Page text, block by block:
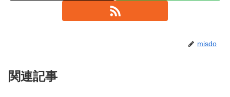
misdo
関連記事